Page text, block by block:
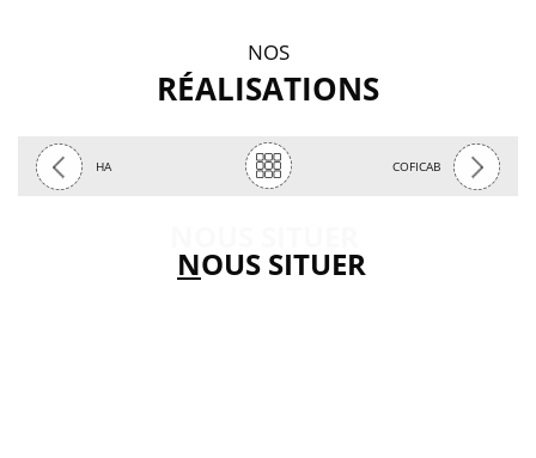
NOS
RÉALISATIONS
HA retour
« COFICAB
NOUS SITUER